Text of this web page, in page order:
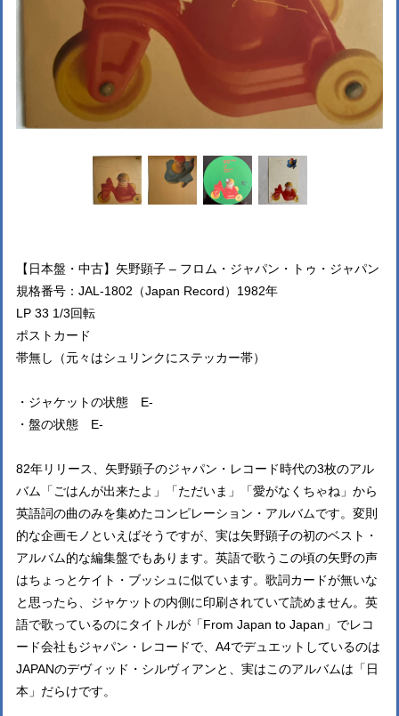
【日本盤・中古】矢野顕子 ‎– フロム・ジャパン・トゥ・ジャパン
規格番号：JAL-1802（Japan Record）1982年
LP 33 1/3回転
ポストカード
帯無し（元々はシュリンクにステッカー帯）
・ジャケットの状態 E-
・盤の状態 E-
82年リリース、矢野顕子のジャパン・レコード時代の3枚のアル
バム「ごはんが出来たよ」「ただいま」「愛がなくちゃね」から
英語詞の曲のみを集めたコンピレーション・アルバムです。変則
的な企画モノといえばそうですが、実は矢野顕子の初のベスト・
アルバム的な編集盤でもあります。英語で歌うこの頃の矢野の声
はちょっとケイト・ブッシュに似ています。歌詞カードが無いな
と思ったら、ジャケットの内側に印刷されていて読めません。英
語で歌っているのにタイトルが「From Japan to Japan」でレコ
ード会社もジャパン・レコードで、A4でデュエットしているのは
JAPANのデヴィッド・シルヴィアンと、実はこのアルバムは「日
本」だらけです。